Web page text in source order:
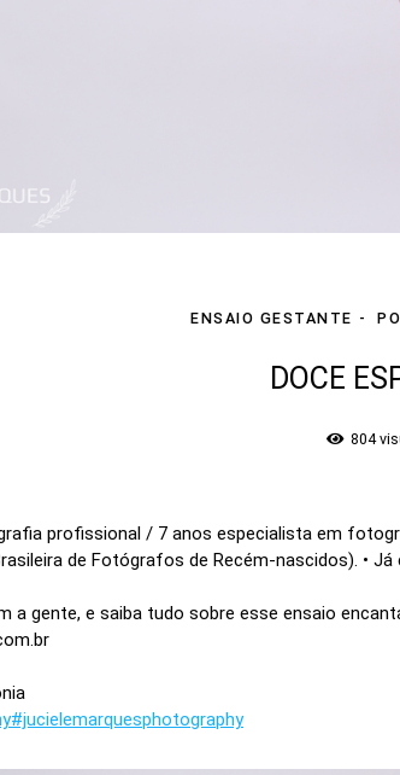
ENSAIO GESTANTE
DOCE
804
profissional / 7 anos especialista em
de Fotógrafos de Recém-nascidos). •
a gente, e saiba tudo sobre esse ensaio
#jucielemarquesphotography